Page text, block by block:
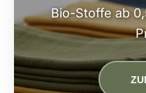
Bio-Stoffe ab